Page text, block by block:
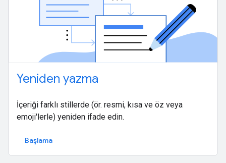
Yeniden yazma
İçeriği farklı stillerde (ör. resmi, kısa ve öz veya
emoji'lerle) yeniden ifade edin.
Başlama